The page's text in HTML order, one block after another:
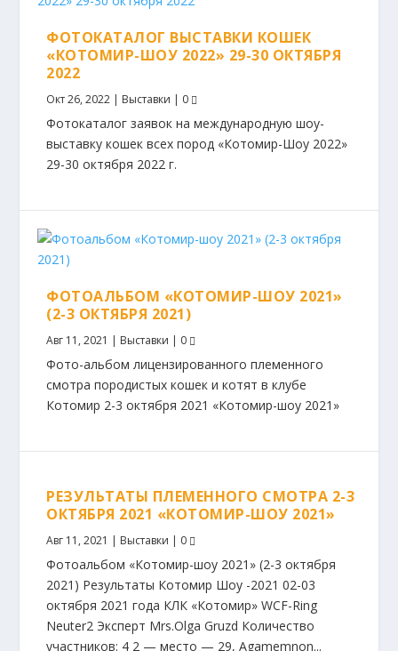
ФОТОКАТАЛОГ ВЫСТАВКИ КОШЕК
«КОТОМИР-ШОУ 2022» 29-30 ОКТЯБРЯ
2022
Окт 26, 2022 | Выставки | 0
Фотокаталог заявок на международную шоу-
выставку кошек всех пород «Котомир-Шоу 2022»
29-30 октября 2022 г.
ФОТОАЛЬБОМ «КОТОМИР-ШОУ 2021»
(2-3 ОКТЯБРЯ 2021)
Авг 11, 2021 | Выставки | 0
Фото-альбом лицензированного племенного
смотра породистых кошек и котят в клубе
Котомир 2-3 октября 2021 «Котомир-шоу 2021»
РЕЗУЛЬТАТЫ ПЛЕМЕННОГО СМОТРА 2-3
ОКТЯБРЯ 2021 «КОТОМИР-ШОУ 2021»
Авг 11, 2021 | Выставки | 0
Фотоальбом «Котомир-шоу 2021» (2-3 октября
2021) Результаты Котомир Шоу -2021 02-03
октября 2021 года КЛК «Котомир» WCF-Ring
Neuter2 Эксперт Mrs.Olga Gruzd Количество
участников: 4 2 — место — 29, Agamemnon...